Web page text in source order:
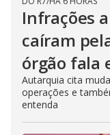
Infrações
caíram
órgão fala
Autarquia cita
operações e
entenda